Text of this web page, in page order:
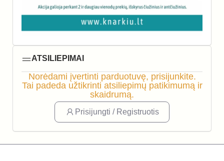
ATSILIEPIMAI
Norėdami įvertinti parduotuvę, prisijunkite.
Tai padeda užtikrinti atsiliepimų patikimumą ir
skaidrumą.
Prisijungti / Registruotis